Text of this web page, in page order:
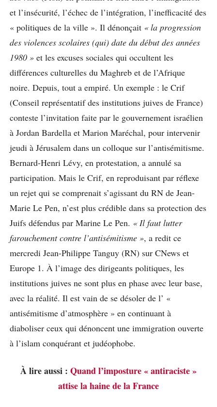
et l’insécurité, l’échec de l’intégration, l’inefficacité des
« politiques de la ville ». Il dénonçait « la progression
des violences scolaires (qui) date du début des années
1980 » et les excuses sociales qui occultent les
différences culturelles du Maghreb et de l’Afrique
noire. Depuis, tout a empiré. Un exemple : le Crif
(Conseil représentatif des institutions juives de France)
conteste l’invitation faite par le gouvernement israélien
à Jordan Bardella et Marion Maréchal, pour intervenir
jeudi à Jérusalem dans un colloque sur l’antisémitisme.
Bernard-Henri Lévy, en protestation, a annulé sa
participation. Mais le Crif, en reproduisant par réflexe
un rejet qui se comprenait s’agissant du RN de Jean-
Marie Le Pen, n’est plus crédible dans sa protection des
Juifs défendus par Marine Le Pen. « Il faut lutter
farouchement contre l’antisémitisme », a redit ce
mercredi Jean-Philippe Tanguy (RN) sur CNews et
Europe 1. À l’image des dirigeants politiques, les
institutions juives ne sont plus en phase avec leur base,
avec la réalité. Il est vain de se désoler de l’ «
antisémitisme d’atmosphère » en continuant à
diaboliser ceux qui dénoncent une immigration ouverte
à l’islam conquérant et judéophobe.
À lire aussi : Quand l’imposture « antiraciste »
attise la haine de la France